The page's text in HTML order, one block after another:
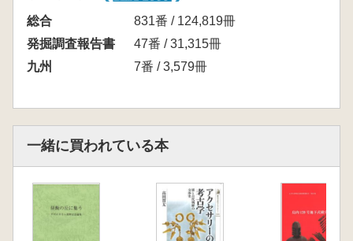
総合
831番 / 124,819冊
発掘調査報告書
47番 / 31,315冊
九州
7番 / 3,579冊
一緒に買われている本